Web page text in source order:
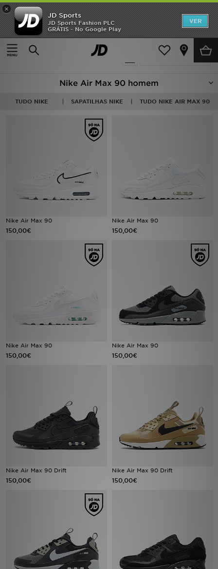
×
JD Sports
JD Sports Fashion PLC
GRÁTIS - No Google Play
VER
Página principal
Homem
Actualizar a pesquisa
21 produtos encontrados
Nike Air Max 90 homem
TUDO NIKE SAPATILHAS NIKE TUDO NIKE AIR MAX 90
Nike Air Max 90
150,00€
Nike Air Max 90
150,00€
Nike Air Max 90
150,00€
Nike Air Max 90
150,00€
Nike Air Max 90 Drift
150,00€
Nike Air Max 90 Drift
150,00€
INÍCIO
Promoções
MULHER
FUTEBOL JD
VER MARCAS
ESTADO DO TEU PEDIDO
TRABALHA CONNOSCO
FAQs